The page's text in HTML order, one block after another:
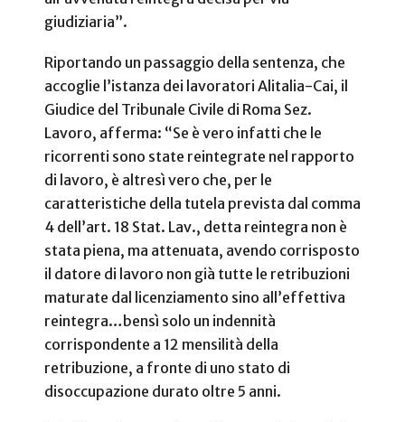
giudiziaria”.
Riportando un passaggio della sentenza, che
accoglie l’istanza dei lavoratori Alitalia-Cai, il
Giudice del Tribunale Civile di Roma Sez.
Lavoro, afferma: “Se è vero infatti che le
ricorrenti sono state reintegrate nel rapporto
di lavoro, è altresì vero che, per le
caratteristiche della tutela prevista dal comma
4 dell’art. 18 Stat. Lav., detta reintegra non è
stata piena, ma attenuata, avendo corrisposto
il datore di lavoro non già tutte le retribuzioni
maturate dal licenziamento sino all’effettiva
reintegra…bensì solo un indennità
corrispondente a 12 mensilità della
retribuzione, a fronte di uno stato di
disoccupazione durato oltre 5 anni.